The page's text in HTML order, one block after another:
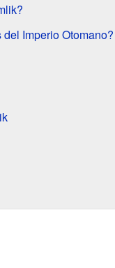
Imperio Otomano?